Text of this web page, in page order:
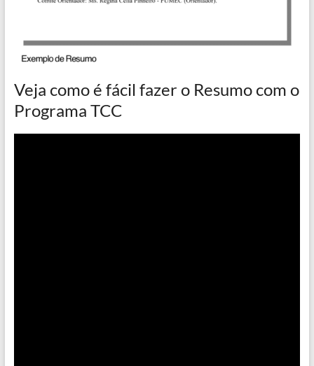
Veja como é fácil fazer o Resumo com o
Programa TCC